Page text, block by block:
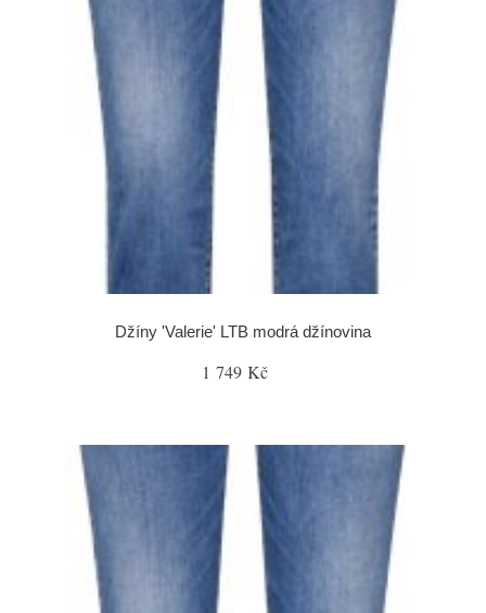
Džíny 'Valerie' LTB modrá džínovina
1 749 Kč